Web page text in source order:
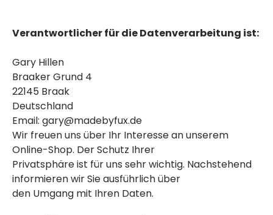
Verantwortlicher für die Datenverarbeitung ist:
Gary Hillen
Braaker Grund 4
22145 Braak
Deutschland
Email: gary@madebyfux.de
Wir freuen uns über Ihr Interesse an unserem
Online-Shop. Der Schutz Ihrer
Privatsphäre ist für uns sehr wichtig. Nachstehend
informieren wir Sie ausführlich über
den Umgang mit Ihren Daten.